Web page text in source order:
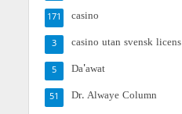
casino
171
casino utan svensk licens
3
Da'awat
5
Dr. Alwaye Column
51